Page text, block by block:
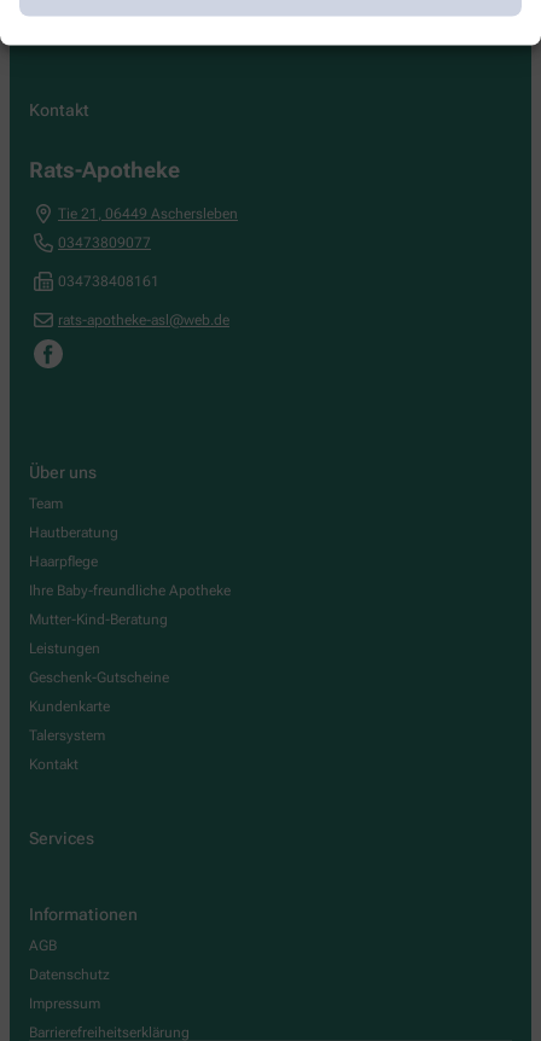
Kontakt
Rats-Apotheke
Tie 21 , 06449 Aschersleben
03473809077
034738408161
rats-apotheke-asl@web.de
Über uns
Team
Hautberatung
Haarpflege
Ihre Baby-freundliche Apotheke
Mutter-Kind-Beratung
Leistungen
Geschenk-Gutscheine
Kundenkarte
Talersystem
Kontakt
Services
Informationen
AGB
Datenschutz
Impressum
Barrierefreiheitserklärung